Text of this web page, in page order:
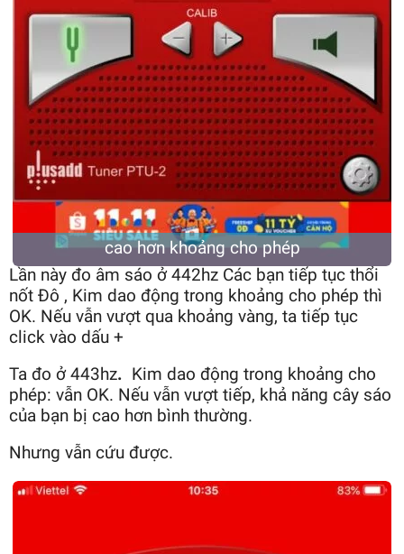
cao hơn khoảng cho phép
Lần này đo âm sáo ở 442hz Các bạn tiếp tục thổi
nốt Đô , Kim dao động trong khoảng cho phép thì
OK. Nếu vẫn vượt qua khoảng vàng, ta tiếp tục
click vào dấu +
Ta đo ở 443hz. Kim dao động trong khoảng cho
phép: vẫn OK. Nếu vẫn vượt tiếp, khả năng cây sáo
của bạn bị cao hơn bình thường.
Nhưng vẫn cứu được.